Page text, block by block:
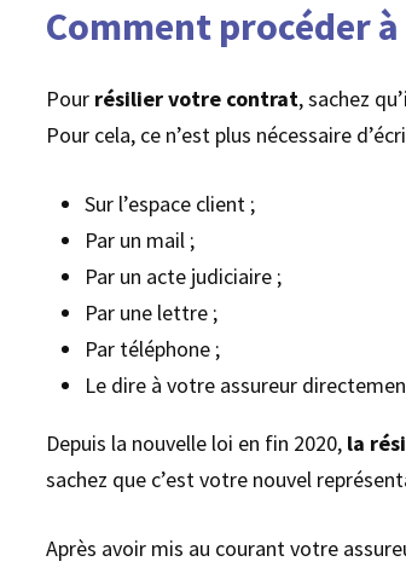
Comment procéder
Pour résilier votre contrat, sachez
Pour cela, ce n’est plus nécessaire
Sur l’espace client ;
Par un mail ;
Par un acte judiciaire ;
Par une lettre ;
Par téléphone ;
Le dire à votre assureur
Depuis la nouvelle loi en fin 2020, la
sachez que c’est votre nouvel
Après avoir mis au courant votre